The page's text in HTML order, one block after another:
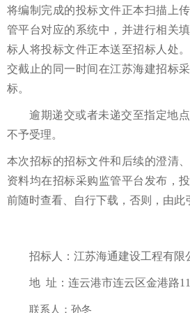
将编制完成的投标文件正本扫描上
管平台对应的系统中，并进行相关
标人将投标文件正本送至招标人处
交截止的同一时间在江苏海建招标
标。
逾期递交或者未递交至指定地
不予受理。
本次招标的招标文件和 后续的澄清
资料均在招标采购监管平台 发布，
前随时查看、自行下载，否则，由此
招标人：江苏海通建设工程有限
地 址：连云港市连云区金港路11
联系人： 孙冬